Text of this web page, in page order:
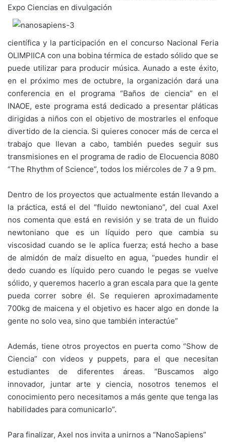
Expo Ciencias en divulgación
científica y la participación en el concurso Nacional Feria
OLIMPIICA con una bobina térmica de estado sólido que se
puede utilizar para producir música. Aunado a este éxito,
en el próximo mes de octubre, la organización dará una
conferencia en el programa “Baños de ciencia” en el
INAOE, este programa está dedicado a presentar pláticas
dirigidas a niños con el objetivo de mostrarles el enfoque
divertido de la ciencia. Si quieres conocer más de cerca el
trabajo que llevan a cabo, también puedes seguir sus
transmisiones en el programa de radio de Elocuencia 8080
“The Rhythm of Science”, todos los miércoles de 7 a 9 pm.
Dentro de los proyectos que actualmente están llevando a
la práctica, está el del “fluido newtoniano”, del cual Axel
nos comenta que está en revisión y se trata de un fluido
newtoniano que es un líquido pero que cambia su
viscosidad cuando se le aplica fuerza; está hecho a base
de almidón de maíz disuelto en agua, “puedes hundir el
dedo cuando es líquido pero cuando le pegas se vuelve
sólido, y queremos hacerlo a gran escala para que la gente
pueda correr sobre él. Se requieren aproximadamente
700kg de maicena y el objetivo es hacer algo en donde la
gente no solo vea, sino que también interactúe”
Además, tiene otros proyectos en puerta como “Show de
Ciencia” con videos y puppets, para el que necesitan
estudiantes de diferentes áreas. “Buscamos algo
innovador, juntar arte y ciencia, nosotros tenemos el
conocimiento pero necesitamos a más gente que tenga las
habilidades para comunicarlo”.
Para finalizar, Axel nos invita a unirnos a “NanoSapiens”